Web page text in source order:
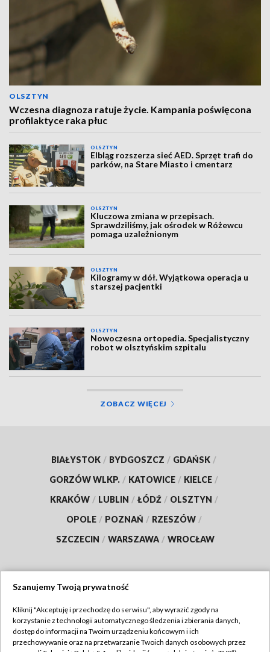
OLSZTYN
Wczesna diagnoza ratuje życie. Kampania poświęcona
profilaktyce raka płuc
OLSZTYN
Elbląg rozszerza sieć AED. Sprzęt trafi do
parków, na Stare Miasto i cmentarz
OLSZTYN
Kluczowa zmiana w przepisach.
Sprawdziliśmy, jak ośrodek w Różewcu
pomaga uzależnionym
OLSZTYN
Kilogramy w dół. Wyjątkowa operacja u
starszej pacjentki
OLSZTYN
Nowoczesna ortopedia. Specjalistyczny
robot w olsztyńskim szpitalu
ZOBACZ WIĘCEJ
BIAŁYSTOK / BYDGOSZCZ / GDAŃSK /
GORZÓW WLKP. / KATOWICE / KIELCE /
KRAKÓW / LUBLIN / ŁÓDŹ / OLSZTYN /
OPOLE / POZNAŃ / RZESZÓW /
SZCZECIN / WARSZAWA / WROCŁAW
TVP
Abonament TVP
Regulamin TVP
Szanujemy Twoją prywatność
Kliknij "Akceptuję i przechodzę do serwisu", aby wyrazić zgody na
korzystanie z technologii automatycznego śledzenia i zbierania danych,
dostęp do informacji na Twoim urządzeniu końcowym i ich
przechowywanie oraz na przetwarzanie Twoich danych osobowych przez